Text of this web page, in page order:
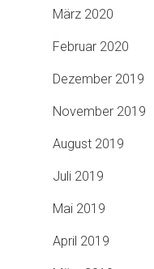
März 2020
Februar 2020
Dezember 2019
November 2019
August 2019
Juli 2019
Mai 2019
April 2019